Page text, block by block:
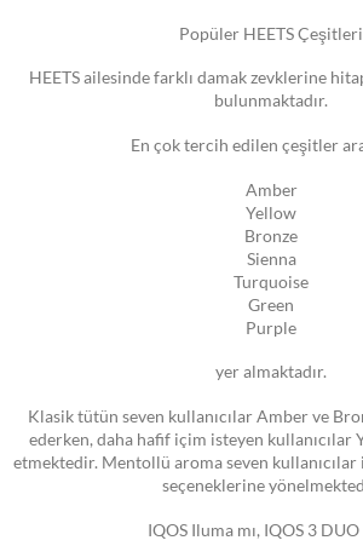
Popüler HEETS Çeşitleri
HEETS ailesinde farklı damak zevklerine
bulunmaktadır.
En çok tercih edilen çeşitler
Amber
Yellow
Bronze
Sienna
Turquoise
Green
Purple
yer almaktadır.
Klasik tütün seven kullanıcılar Amber ve
ederken, daha hafif içim isteyen
etmektedir. Mentollü aroma seven kullanıcılar
seçeneklerine
IQOS Iluma mı, IQOS 3 DUO